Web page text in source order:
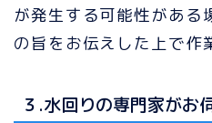
が発生する可能性がある
の旨をお伝えした上で作
３.水回りの専門家がお